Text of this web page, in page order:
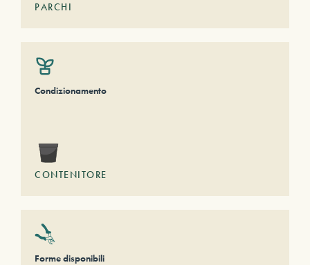
PARCHI
Condizionamento
CONTENITORE
Forme disponibili